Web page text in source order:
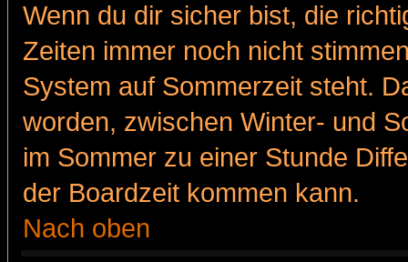
Wenn du dir sicher bist, die
Zeiten immer noch nicht
System auf Sommerzeit steht.
worden, zwischen Winter- und
im Sommer zu einer Stunde
der Boardzeit kommen kann.
Nach oben